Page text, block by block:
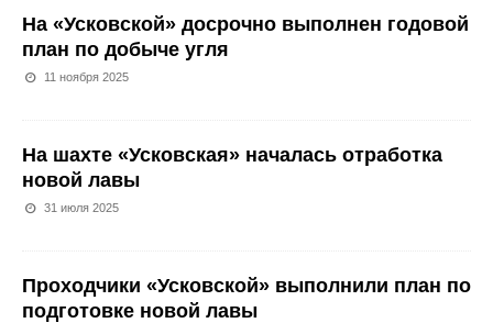
На «Усковской» досрочно выполнен годовой
план по добыче угля
11 ноября 2025
На шахте «Усковская» началась отработка
новой лавы
31 июля 2025
Проходчики «Усковской» выполнили план по
подготовке новой лавы